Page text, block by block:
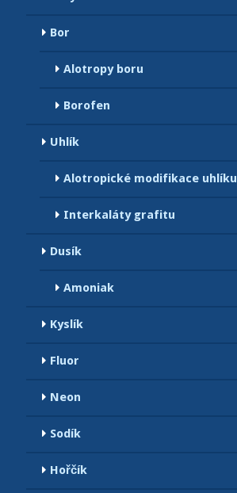
Bor
Alotropy boru
Borofen
Uhlík
Alotropické modifikace uhlíku
Interkaláty grafitu
Dusík
Amoniak
Kyslík
Fluor
Neon
Sodík
Hořčík